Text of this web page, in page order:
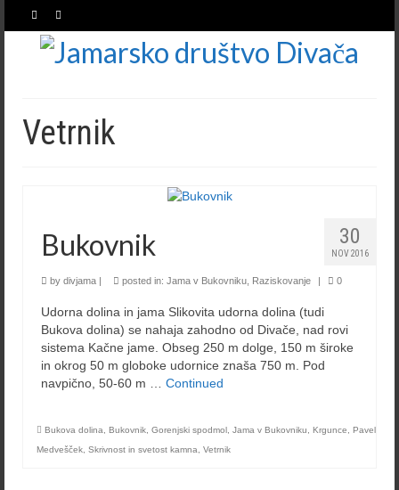
Vetrnik
30
NOV 2016
Bukovnik
by divjama | posted in: Jama v Bukovniku Raziskovanje | 0
Udorna dolina in jama Slikovita udorna dolina (tudi
Bukova dolina) se nahaja zahodno od Divače, nad rovi
sistema Kačne jame. Obseg 250 m dolge, 150 m široke
in okrog 50 m globoke udornice znaša 750 m. Pod
navpično, 50-60 m … Continued
Bukova dolina Bukovnik Gorenjski spodmol Jama v Bukovniku Krgunce
Pavel
Medvešček Skrivnost in svetost kamna Vetrnik